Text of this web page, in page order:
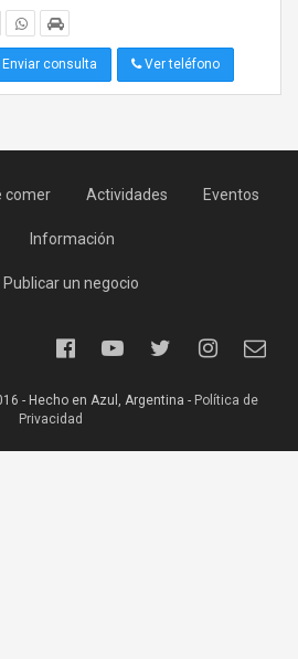
Enviar consulta Ver teléfono
comer Actividades Eventos
Información
Publicar un negocio
- Hecho en Azul, Argentina - Política de
Privacidad